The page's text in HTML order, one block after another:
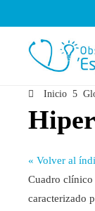
Inicio
« Volver al
Cuadro clínico
caracterizado